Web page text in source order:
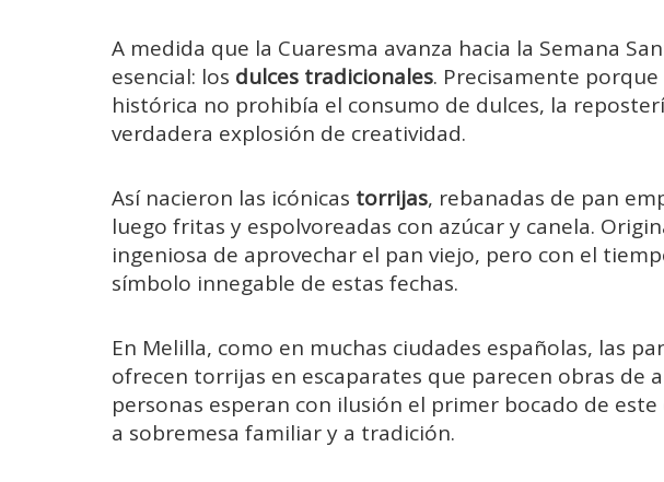
A medida que la Cuaresma avanza hacia la Semana
esencial: los dulces tradicionales. Precisamente
histórica no prohibía el consumo de dulces, la
verdadera explosión de creatividad.
Así nacieron las icónicas torrijas, rebanadas de pan
luego fritas y espolvoreadas con azúcar y canela.
ingeniosa de aprovechar el pan viejo, pero con el
símbolo innegable de estas fechas.
En Melilla, como en muchas ciudades españolas, las
ofrecen torrijas en escaparates que parecen obras de
personas esperan con ilusión el primer bocado de
a sobremesa familiar y a tradición.